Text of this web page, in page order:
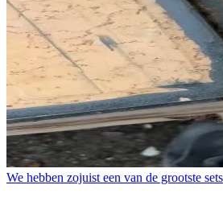
We hebben zojuist een van de grootste